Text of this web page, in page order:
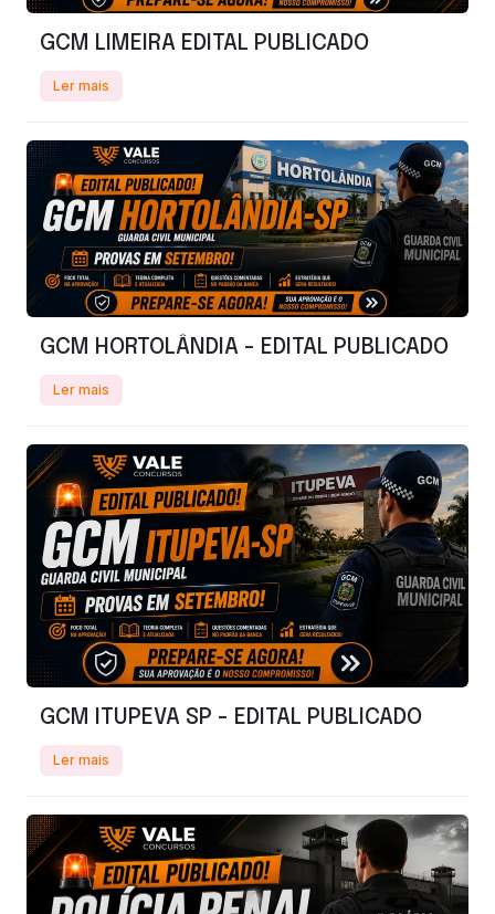
GCM LIMEIRA EDITAL PUBLICADO
Ler mais
GCM HORTOLÂNDIA - EDITAL PUBLICADO
Ler mais
GCM ITUPEVA SP - EDITAL PUBLICADO
Ler mais